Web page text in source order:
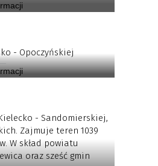
- Opoczyńskiej
- Sandomierskiej,
Zajmuje teren 1039
W skład powiatu
oraz sześć gmin